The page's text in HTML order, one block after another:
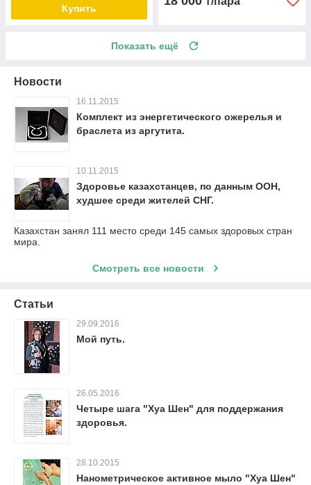
Купить
Показать ещё
Новости
16.11.2015
Комплект из энергетического ожерелья и
браслета из аргутита.
10.11.2015
Здоровье казахстанцев, по данным ООН,
худшее среди жителей СНГ.
Казахстан занял 111 место среди 145 самых здоровых стран
мира.
Смотреть все новости
Статьи
29.09.2016
Мой путь.
26.05.2016
Четыре шага "Хуа Шен" для поддержания
здоровья.
28.10.2015
Нанометрическое активное мыло "Хуа Шен"